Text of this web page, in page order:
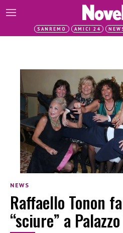
SANREMO AMICI 24
NEWS
Raffaello Tonon
“sciure” a